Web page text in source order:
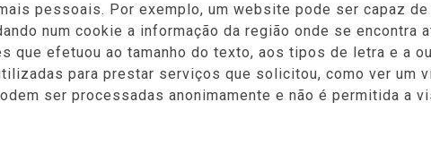
pessoais. Por exemplo, um website pode ser capaz
num cookie a informação da região onde se encontra
que efetuou ao tamanho do texto, aos tipos de letra e a
para prestar serviços que solicitou, como ver um
ser processadas anonimamente e não é permitida a